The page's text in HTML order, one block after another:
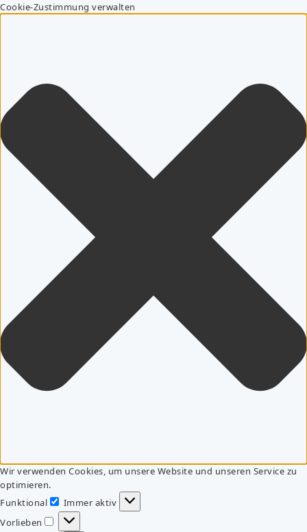
Cookie-Zustimmung verwalten
Wir verwenden Cookies, um unsere Website und unseren Service zu
optimieren.
Funktional
Funktional
Immer aktiv
Vorlieben
Vorlieben